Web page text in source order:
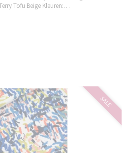
Tofu Beige Kleuren:…
SALE